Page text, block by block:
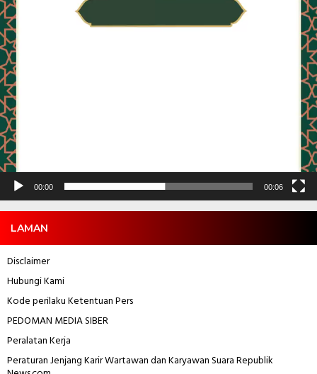
00:00 00:06
LAMAN
Disclaimer
Hubungi Kami
Kode perilaku Ketentuan Pers
PEDOMAN MEDIA SIBER
Peralatan Kerja
Peraturan Jenjang Karir Wartawan dan KaryawanSuara Republik